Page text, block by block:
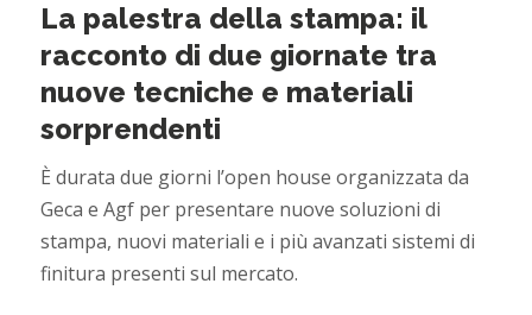
La palestra della stampa: il
racconto di due giornate tra
nuove tecniche e materiali
sorprendenti
È durata due giorni l’open house organizzata da
Geca e Agf per presentare nuove soluzioni di
stampa, nuovi materiali e i più avanzati sistemi di
finitura presenti sul mercato.